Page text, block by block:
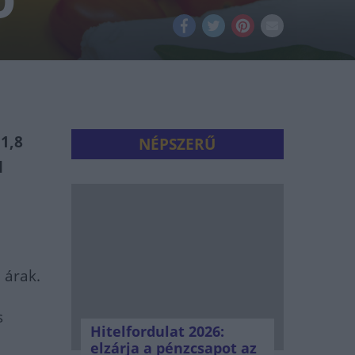
árak.
NÉPSZERŰ
Hitelfordulat 2026:
elzárja a pénzcsapot az